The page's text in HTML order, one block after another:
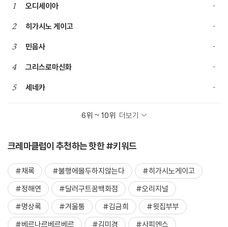
1 오디세이아
2 히가시노 게이고
3 민음사
4 그리스로마신화
5 세네카
6위 ~ 10위 더보기
크레마클럽이 추천하는 핫한 #키워드
#채록 #불행에몰두하지않는다
#히가시노게이고
#정해연
#달러구트꿈백화점
#오리지널
#명상록
#겨울통 #김금희
#윗집부부
#베르나르베르베르
#김미경 #사피엔스